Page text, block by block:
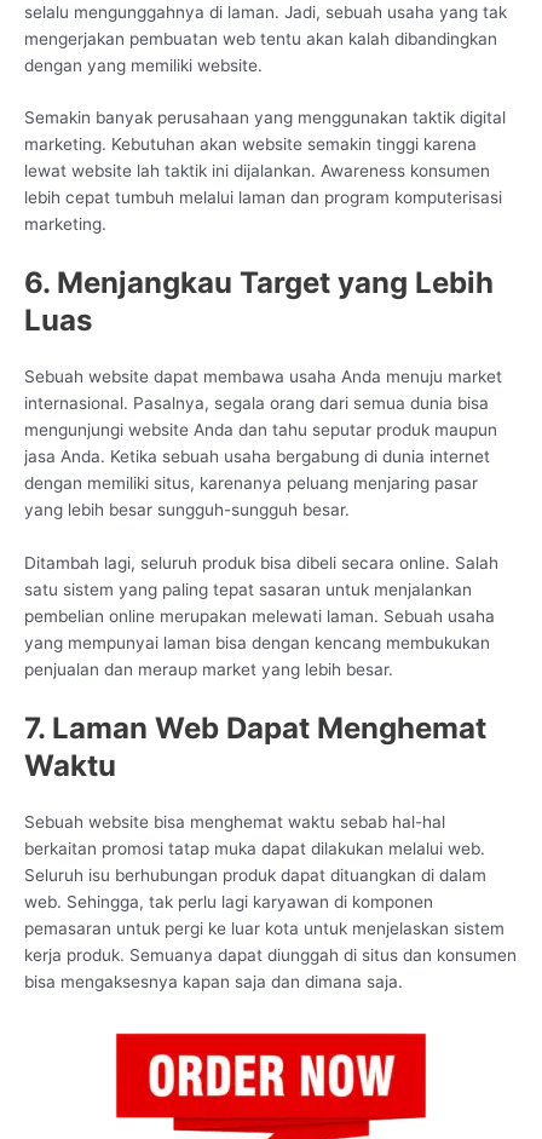
selalu mengunggahnya di laman. Jadi, sebuah usaha yang tak
mengerjakan pembuatan web tentu akan kalah dibandingkan
dengan yang memiliki website.
Semakin banyak perusahaan yang menggunakan taktik digital
marketing. Kebutuhan akan website semakin tinggi karena
lewat website lah taktik ini dijalankan. Awareness konsumen
lebih cepat tumbuh melalui laman dan program komputerisasi
marketing.
6. Menjangkau Target yang Lebih
Luas
Sebuah website dapat membawa usaha Anda menuju market
internasional. Pasalnya, segala orang dari semua dunia bisa
mengunjungi website Anda dan tahu seputar produk maupun
jasa Anda. Ketika sebuah usaha bergabung di dunia internet
dengan memiliki situs, karenanya peluang menjaring pasar
yang lebih besar sungguh-sungguh besar.
Ditambah lagi, seluruh produk bisa dibeli secara online. Salah
satu sistem yang paling tepat sasaran untuk menjalankan
pembelian online merupakan melewati laman. Sebuah usaha
yang mempunyai laman bisa dengan kencang membukukan
penjualan dan meraup market yang lebih besar.
7. Laman Web Dapat Menghemat
Waktu
Sebuah website bisa menghemat waktu sebab hal-hal
berkaitan promosi tatap muka dapat dilakukan melalui web.
Seluruh isu berhubungan produk dapat dituangkan di dalam
web. Sehingga, tak perlu lagi karyawan di komponen
pemasaran untuk pergi ke luar kota untuk menjelaskan sistem
kerja produk. Semuanya dapat diunggah di situs dan konsumen
bisa mengaksesnya kapan saja dan dimana saja.